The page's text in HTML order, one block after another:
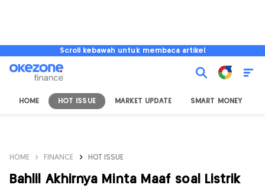
Scroll kebawah untuk membaca artikel
HOME HOT ISSUE MARKET UPDATE SMART MONEY
HOME FINANCE HOT ISSUE
Bahlil Akhirnya Minta Maaf soal Listrik